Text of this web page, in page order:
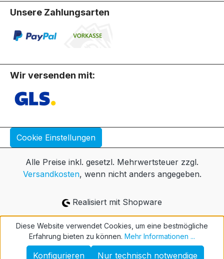
Unsere Zahlungsarten
Wir versenden mit:
Cookie Einstellungen
Alle Preise inkl. gesetzl. Mehrwertsteuer zzgl.
Versandkosten, wenn nicht anders angegeben.
Realisiert mit Shopware
Diese Website verwendet Cookies, um eine bestmögliche
Erfahrung bieten zu können. Mehr Informationen ...
Nur technisch notwendige
Konfigurieren